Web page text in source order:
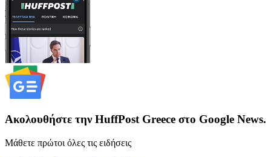
Ακολουθήστε την HuffPost Greece στο Google News.
Μάθετε πρώτοι όλες τις ειδήσεις